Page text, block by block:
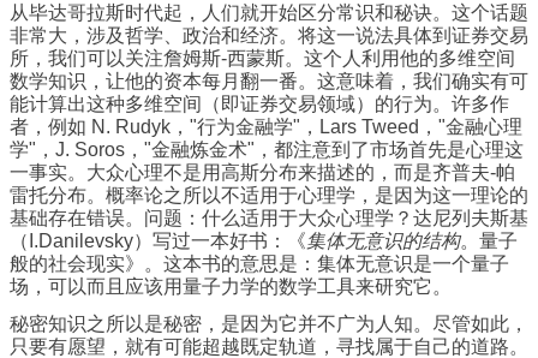
从毕达哥拉斯时代起，人们就开始区分常识和秘诀。这个话题
非常大，涉及哲学、政治和经济。将这一说法具体到证券交易
所，我们可以关注詹姆斯-西蒙斯。这个人利用他的多维空间
数学知识，让他的资本每月翻一番。这意味着，我们确实有可
能计算出这种多维空间（即证券交易领域）的行为。许多作
者，例如 N. Rudyk，"行为金融学"，Lars Tweed，"金融心理
学"，J. Soros，"金融炼金术"，都注意到了市场首先是心理这
一事实。大众心理不是用高斯分布来描述的，而是齐普夫-帕
雷托分布。概率论之所以不适用于心理学，是因为这一理论的
基础存在错误。问题：什么适用于大众心理学？达尼列夫斯基
（I.Danilevsky）写过一本好书：《集体无意识的结构。量子
般的社会现实》。这本书的意思是：集体无意识是一个量子
场，可以而且应该用量子力学的数学工具来研究它。
秘密知识之所以是秘密，是因为它并不广为人知。尽管如此，
只要有愿望，就有可能超越既定轨道，寻找属于自己的道路。